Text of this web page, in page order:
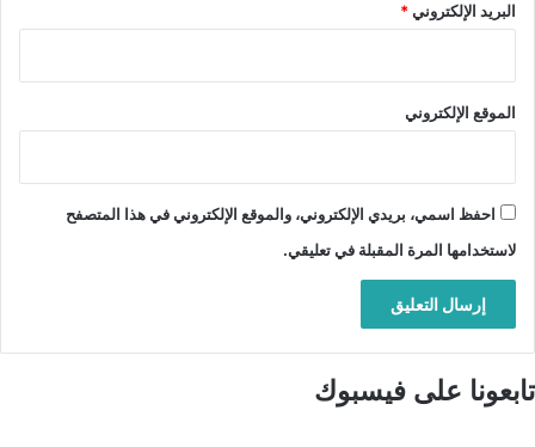
البريد الإلكتروني*
الموقع الإلكتروني
احفظ اسمي، بريدي الإلكتروني، والموقع الإلكتروني في هذا المتصفح
لاستخدامها المرة المقبلة في تعليقي.
تابعونا على فيسبوك